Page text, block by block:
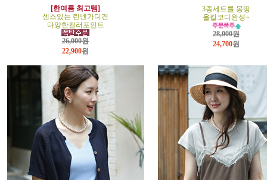
[한여름 최고템]
센스있는 린넨가디건
다양한컬러포인트
26,000원
22,900원
3종세트를 몽땅
올킬코디완성~
28,000원
24,700원